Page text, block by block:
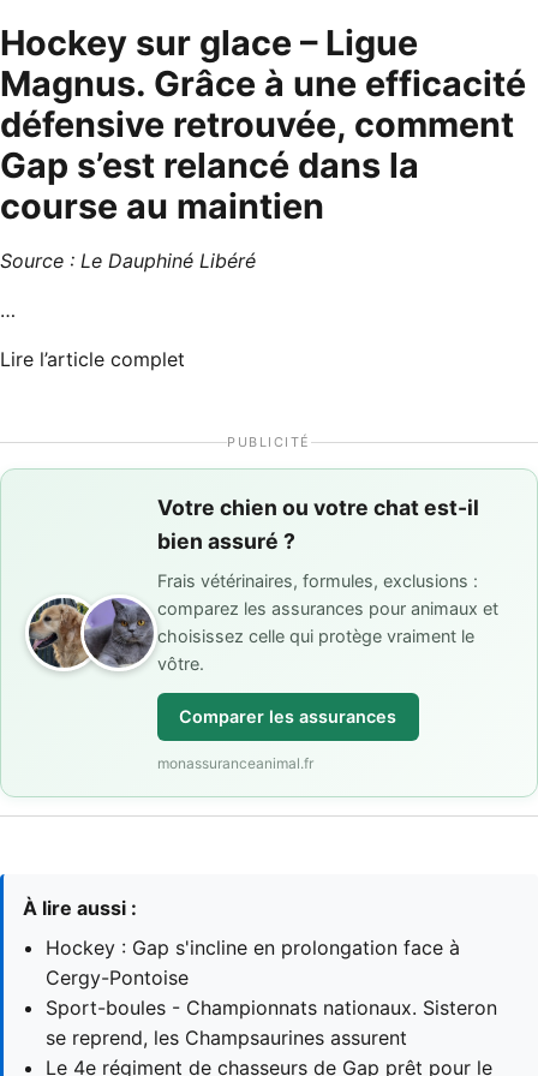
Hockey sur glace – Ligue
Magnus. Grâce à une efficacité
défensive retrouvée, comment
Gap s’est relancé dans la
course au maintien
Source : Le Dauphiné Libéré
…
Lire l’article complet
PUBLICITÉ
Votre chien ou votre chat est-il
bien assuré ?
Frais vétérinaires, formules, exclusions :
comparez les assurances pour animaux et
choisissez celle qui protège vraiment le
vôtre.
Comparer les assurances
monassuranceanimal.fr
À lire aussi :
Hockey : Gap s'incline en prolongation face à
Cergy-Pontoise
Sport-boules - Championnats nationaux. Sisteron
se reprend, les Champsaurines assurent
Le 4e régiment de chasseurs de Gap prêt pour le